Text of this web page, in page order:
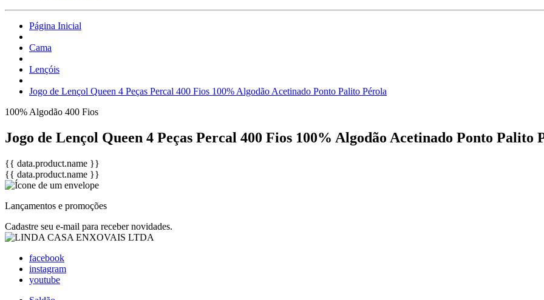
Página Inicial
Cama
Lençóis
Jogo de Lençol Queen 4 Peças Percal 400 Fios 100% Algodão Acetinado Ponto Palito Pérola
100% Algodão 400 Fios
Jogo de Lençol Queen 4 Peças Percal 400 Fios 100% Algodão Acetinado Ponto Palito
{{ data.product.name }}
{{ data.product.name }}
Lançamentos e promoções
Cadastre seu e-mail para receber novidades.
facebook
instagram
youtube